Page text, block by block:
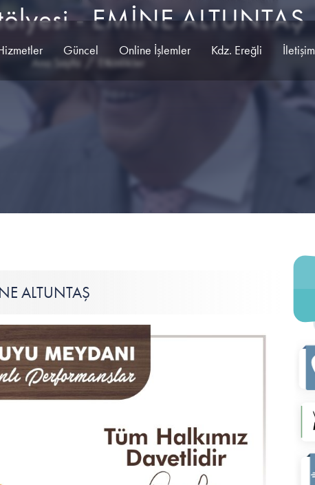
Güncel Online İşlemler Kdz. Ereğli İletişim
- EMİNE ALTUNTAŞ
Ana Sayfa Etkinlikler
ALTUNTAŞ